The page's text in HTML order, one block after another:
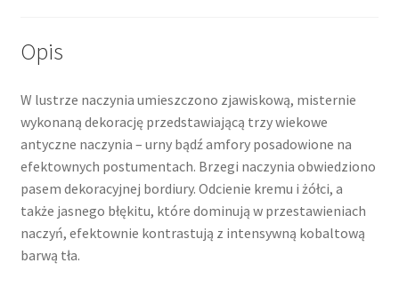
Opis
W lustrze naczynia umieszczono zjawiskową, misternie
wykonaną dekorację przedstawiającą trzy wiekowe
antyczne naczynia – urny bądź amfory posadowione na
efektownych postumentach. Brzegi naczynia obwiedziono
pasem dekoracyjnej bordiury. Odcienie kremu i żółci, a
także jasnego błękitu, które dominują w przestawieniach
naczyń, efektownie kontrastują z intensywną kobaltową
barwą tła.